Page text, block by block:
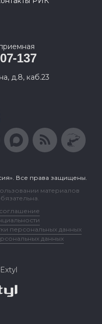
137
д.8, каб.23
Все права защищены.
материалов
персональных данных
данных